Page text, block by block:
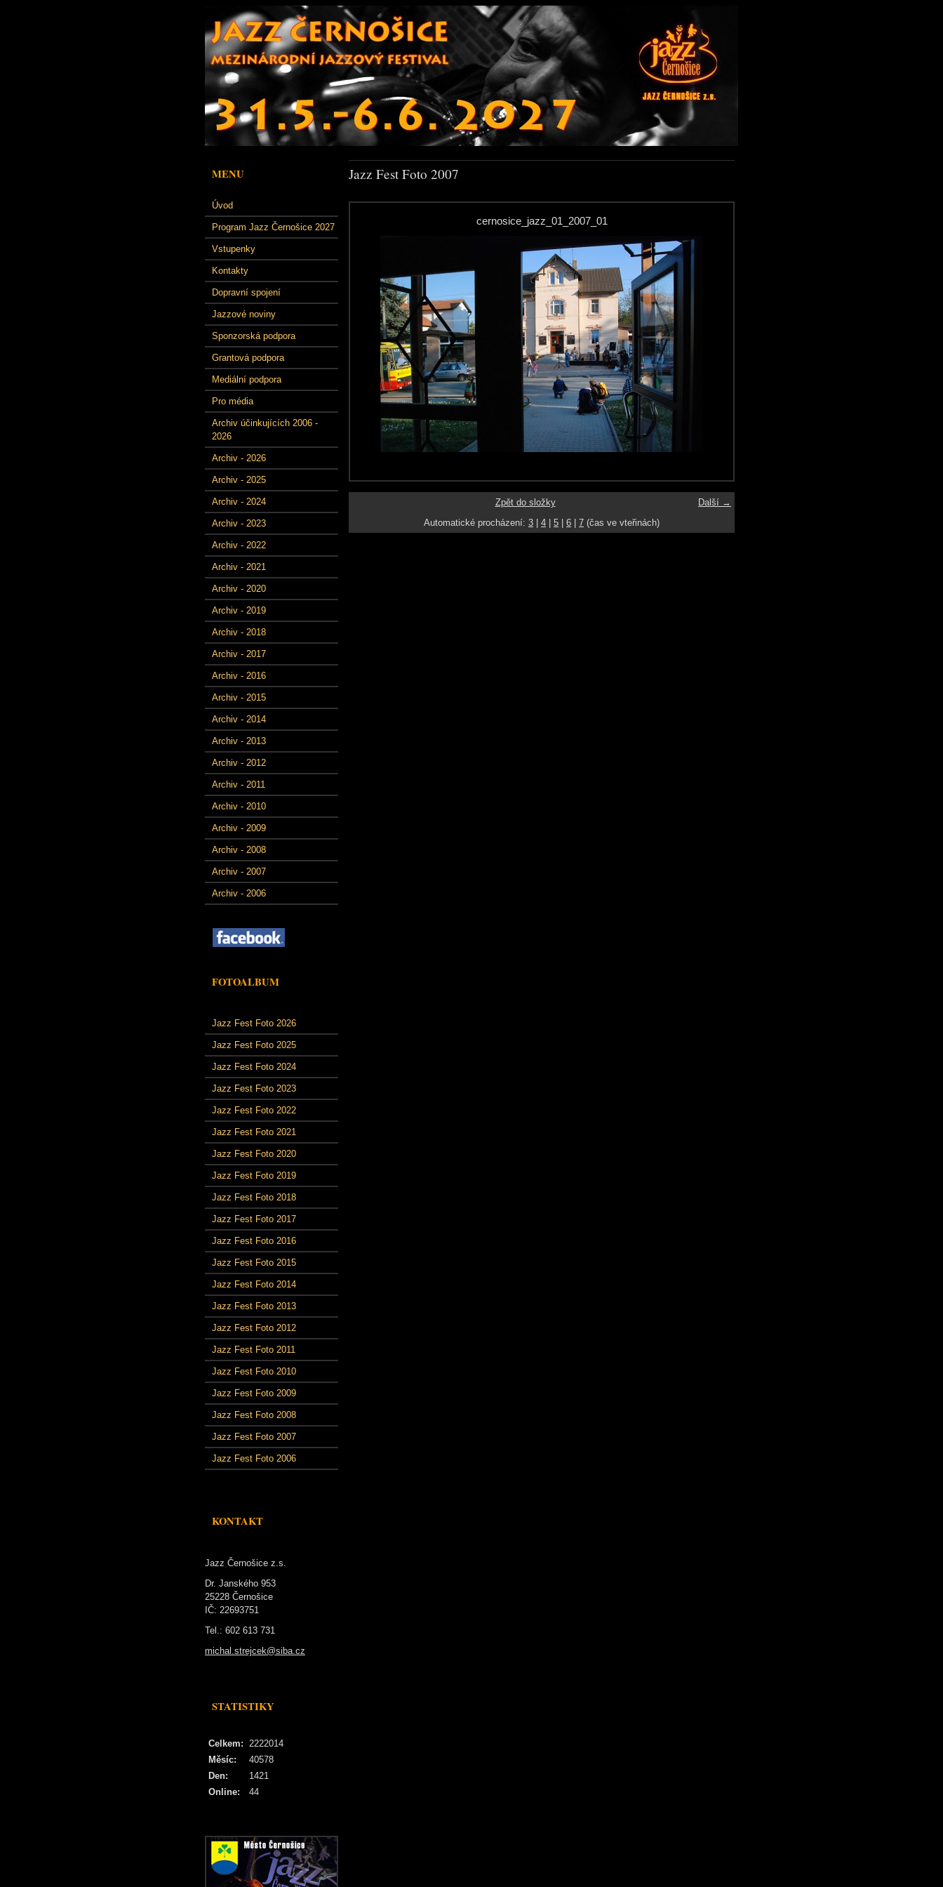
MENU
Úvod
Program Jazz Černošice 2027
Vstupenky
Kontakty
Dopravní spojení
Jazzové noviny
Sponzorská podpora
Grantová podpora
Mediální podpora
Pro média
Archiv účinkujících 2006 -
2026
Archiv - 2026
Archiv - 2025
Archiv - 2024
Archiv - 2023
Archiv - 2022
Archiv - 2021
Archiv - 2020
Archiv - 2019
Archiv - 2018
Archiv - 2017
Archiv - 2016
Archiv - 2015
Archiv - 2014
Archiv - 2013
Archiv - 2012
Archiv - 2011
Archiv - 2010
Archiv - 2009
Archiv - 2008
Archiv - 2007
Archiv - 2006
FOTOALBUM
Jazz Fest Foto 2026
Jazz Fest Foto 2025
Jazz Fest Foto 2024
Jazz Fest Foto 2023
Jazz Fest Foto 2022
Jazz Fest Foto 2021
Jazz Fest Foto 2020
Jazz Fest Foto 2019
Jazz Fest Foto 2018
Jazz Fest Foto 2017
Jazz Fest Foto 2016
Jazz Fest Foto 2015
Jazz Fest Foto 2014
Jazz Fest Foto 2013
Jazz Fest Foto 2012
Jazz Fest Foto 2011
Jazz Fest Foto 2010
Jazz Fest Foto 2009
Jazz Fest Foto 2008
Jazz Fest Foto 2007
Jazz Fest Foto 2006
KONTAKT
Jazz Černošice z.s.
Dr. Janského 953
25228 Černošice
IČ: 22693751
Tel.: 602 613 731
michal.strejcek@siba.cz
STATISTIKY
Online: 44
Celkem: 2222014
Měsíc:
40578
Den:
1421
Jazz Fest Foto 2007
cernosice_jazz_01_2007_01
Další →
Zpět do složky
Automatické procházení: 3 4 5 6 7 (čas ve vteřinách)